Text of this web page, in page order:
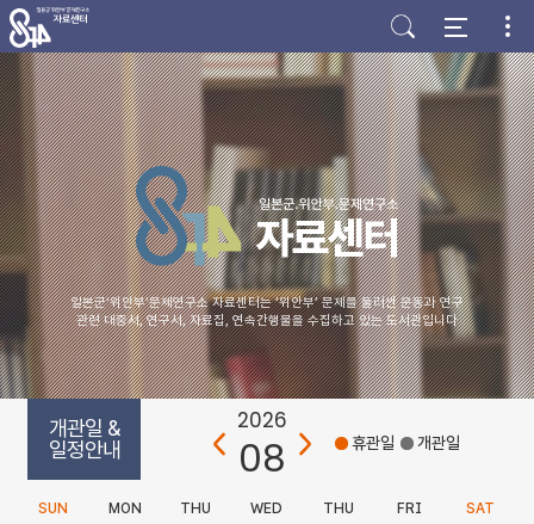
주
메
뉴
바
로
가
기
본
문
바
로
가
기
하
단
바
로
가
기
일본군‘위안부’문제연구소 자료센터는 ‘위안부’ 문제를 둘러싼 운동과 연구
관련 대중서, 연구서, 자료집, 연속간행물을 수집하고 있는 도서관입니다
개관일 &
일정안내
2026
08 휴관일 개관일
SUN MON THU WED THU FRI SAT